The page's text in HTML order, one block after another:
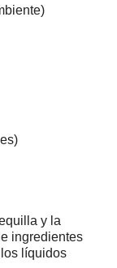
y la
ingredientes
líquidos